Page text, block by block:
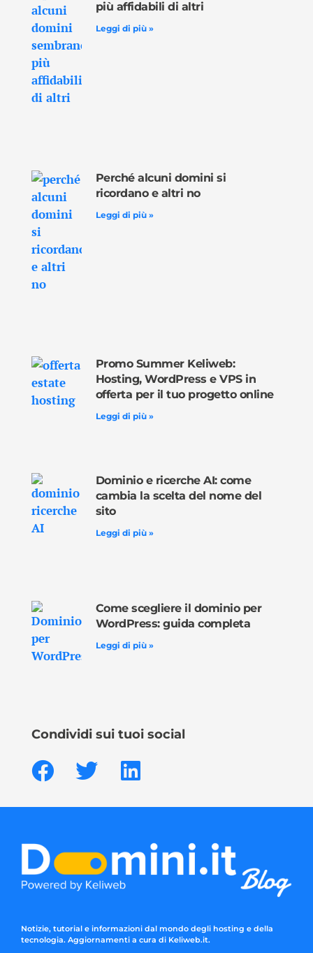
più affidabili di altri
Leggi di più »
Perché alcuni domini si
ricordano e altri no
Leggi di più »
Promo Summer Keliweb:
Hosting, WordPress e VPS in
offerta per il tuo progetto online
Leggi di più »
Dominio e ricerche AI: come
cambia la scelta del nome del
sito
Leggi di più »
Come scegliere il dominio per
WordPress: guida completa
Leggi di più »
Condividi sui tuoi social
Notizie, tutorial e informazioni dal mondo degli hosting e della
tecnologia. Aggiornamenti a cura di Keliweb.it.